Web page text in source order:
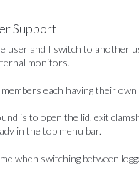
Support
user and I switch to another
monitors.
each having their
is to open the lid, exit
in the top menu bar.
when switching between